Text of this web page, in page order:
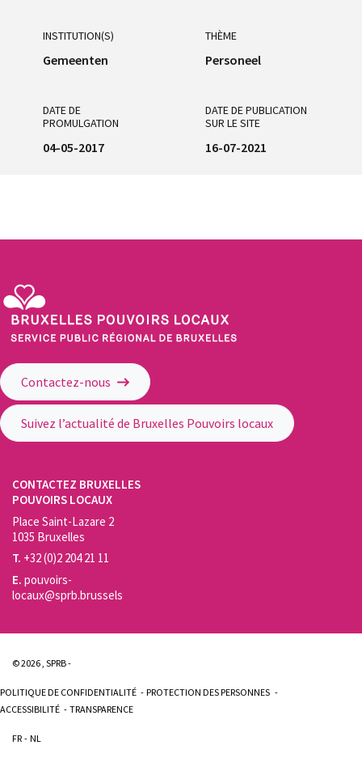
INSTITUTION(S)
Gemeenten
THÈME
Personeel
DATE DE
PROMULGATION
04-05-2017
DATE DE PUBLICATION
SUR LE SITE
16-07-2021
Contactez-nous
Suivez l’actualité de Bruxelles Pouvoirs locaux
CONTACTEZ BRUXELLES
POUVOIRS LOCAUX
Place Saint-Lazare 2
1035 Bruxelles
T. +32 (0)2 204 21 11
E. pouvoirs-
locaux@sprb.brussels
© 2026 , SPRB -
POLITIQUE DE CONFIDENTIALITÉ
PROTECTION DES PERSONNES
ACCESSIBILITÉ
TRANSPARENCE
FR NL